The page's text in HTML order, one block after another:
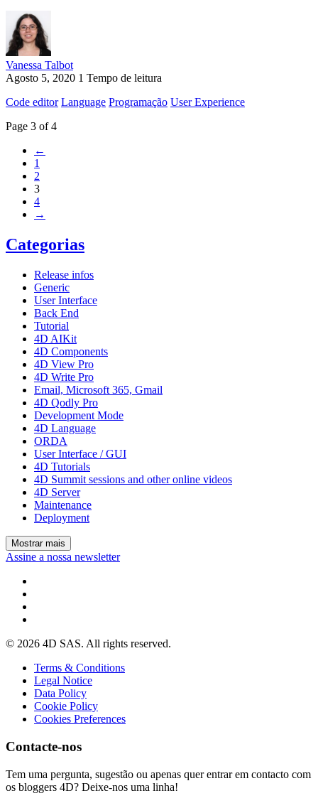
Vanessa Talbot
Agosto 5, 2020 1 Tempo de leitura
Code editor Language Programação User Experience
Page 3 of 4
←
1
2
3
4
→
Categorias
Release infos
Generic
User Interface
Back End
Tutorial
4D AIKit
4D Components
4D View Pro
4D Write Pro
Email, Microsoft 365, Gmail
4D Qodly Pro
Development Mode
4D Language
ORDA
User Interface / GUI
4D Tutorials
4D Summit sessions and other online videos
4D Server
Maintenance
Deployment
Mostrar mais
Assine a nossa newsletter
© 2026 4D SAS. All rights reserved.
Terms & Conditions
Legal Notice
Data Policy
Cookie Policy
Cookies Preferences
Contacte-nos
Tem uma pergunta, sugestão ou apenas quer entrar em contacto com
os bloggers 4D? Deixe-nos uma linha!